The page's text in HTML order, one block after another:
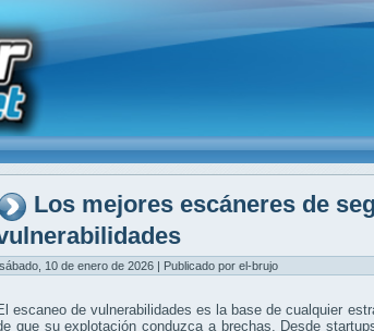
Los mejores escáneres de
sábado, 10 de enero de 2026 | Publicado por el-brujo
escaneo de vulnerabilidades es la base de cualquier
que su explotación conduzca a brechas. Desde